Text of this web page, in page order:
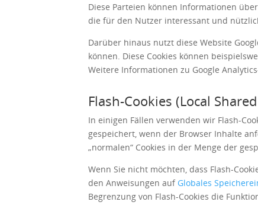
Diese Parteien können Informationen
die für den Nutzer interessant und
Darüber hinaus nutzt diese Website
können. Diese Cookies können
Weitere Informationen zu Google
Flash-Cookies (Local
In einigen Fällen verwenden wir Flash-
gespeichert, wenn der Browser Inhalte
„normalen“ Cookies in der Menge der
Wenn Sie nicht möchten, dass Flash-
den Anweisungen aufGlobales
Begrenzung von Flash-Cookies die